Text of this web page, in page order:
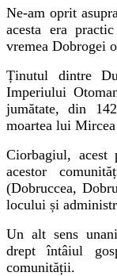
Ne-am oprit
acesta era
vremea Dobrogei
Ținutul dintre
Imperiului
jumătate, din
moartea lui
Ciorbagiul, acest
acestor
(Dobruccea,
locului și
Un alt sens
drept întâiul
comunității.